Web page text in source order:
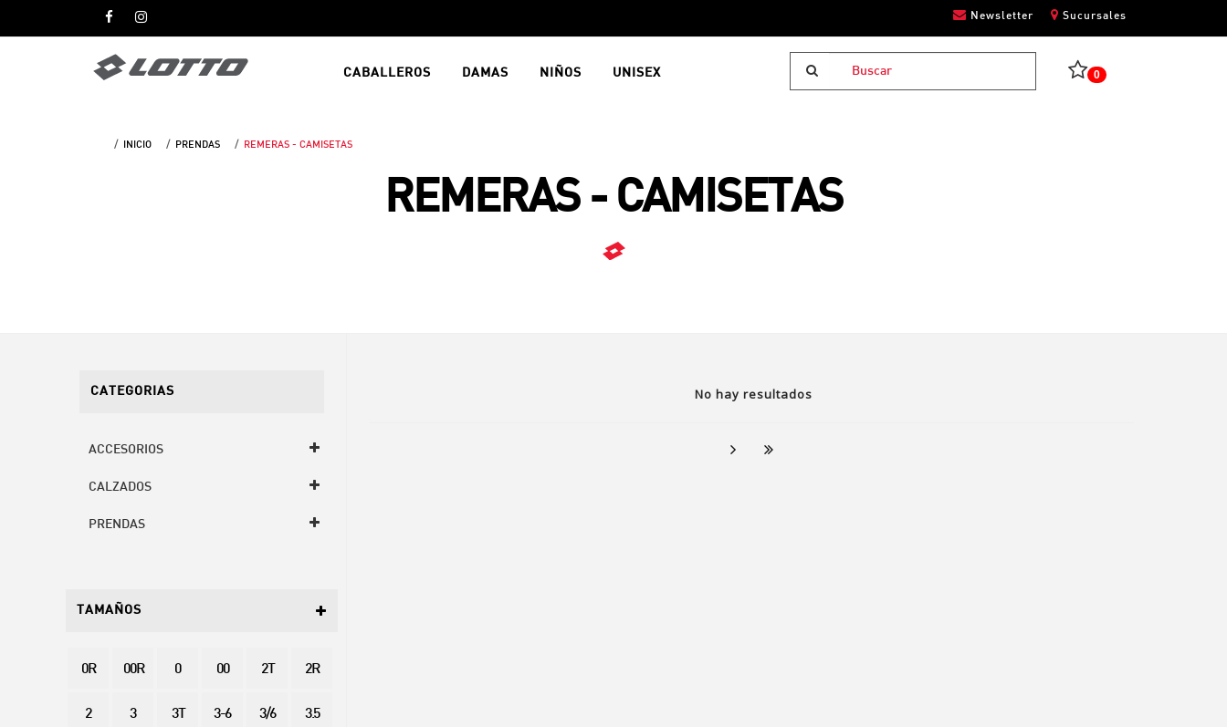
Newsletter Sucursales
0
CABALLEROS DAMAS NIÑOS UNISEX
INICIO PRENDAS REMERAS - CAMISETAS
REMERAS - CAMISETAS
No hay resultados
CATEGORIAS
ACCESORIOS
CALZADOS
PRENDAS
TAMAÑOS
0R 00R 0 00 2T 2R
2 3 3T 3-6 3/6 3.5